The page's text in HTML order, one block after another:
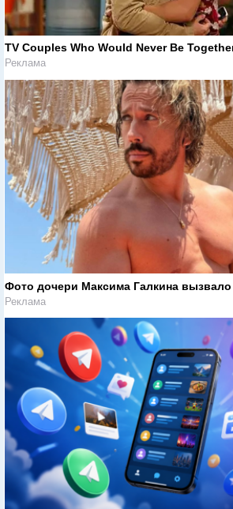
TV Couples Who Would Never Be
Реклама
Фото дочери Максима Галкина
Реклама